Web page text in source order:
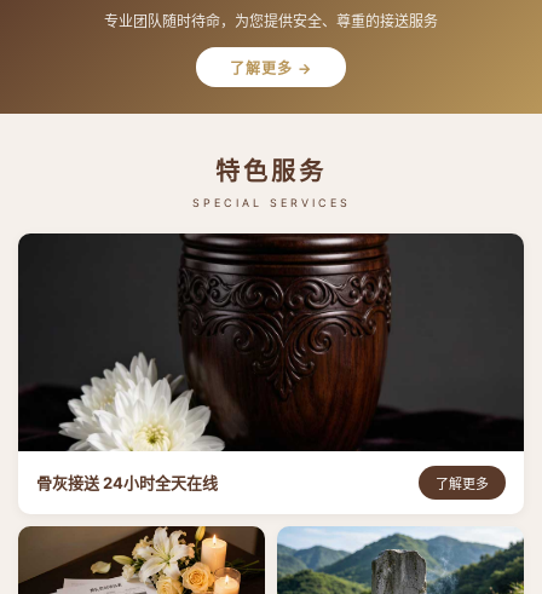
专业团队随时待命，为您提供安全、尊重的接送服务
了解更多 →
特色服务
SPECIAL SERVICES
骨灰接送 24小时全天在线 了解更多